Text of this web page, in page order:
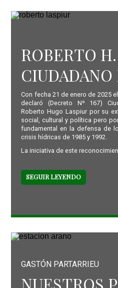
ROBERTO
Con fecha 21 de enero de 2025
declaró (Decreto Nº 167)
Roberto Hugo Laspiur por su
social, cultural y política pero
fundamental en la defensa de
crisis hídricas de 1985 y 1992.
La iniciativa de este
SEGUIR LEYENDO
GASTÓN PARTARRIEU